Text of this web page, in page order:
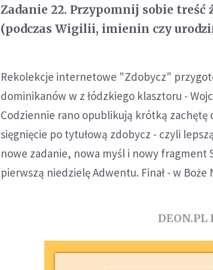
Zadanie 22. Przypomnij sobie treść
(podczas Wigilii, imienin czy
Rekolekcje internetowe "Zdobycz"
dominikanów w z łódzkiego klasztoru -
Codziennie rano opublikują krótką zachętę
sięgnięcie po tytułową zdobycz - czyli
nowe zadanie, nowa myśl i nowy fragment
pierwszą niedzielę Adwentu. Finał - w Boże
DEON.PL